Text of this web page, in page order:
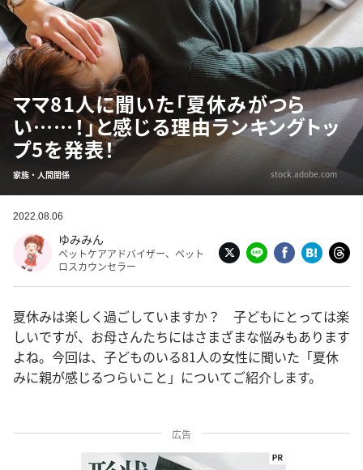
ママ81人に聞いた「夏休みがつら
い……！」と感じる理由ランキングトッ
プ5を発表！
家族・人間関係 stock.adobe.com
2022.08.06
ゆみみん
ペットケアアドバイザー、ペット
ロスカウンセラー
夏休みは楽しく過ごしていますか？ 子どもにとっては楽
しいですが、お母さんたちにはさまざまな悩みもあります
よね。今回は、子どものいる81人の女性に聞いた「夏休
みに親が感じるつらいこと」についてご紹介します。
広告